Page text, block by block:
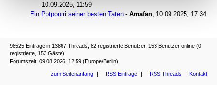
10.09.2025, 11:59
Ein Potpourri seiner besten Taten - Amafan, 10.09.2025, 17:34
98525 Einträge in 13867 Threads, 82 registrierte Benutzer, 153 Benutzer online (0
registrierte, 153 Gäste)
Forumszeit: 09.08.2026, 12:59 (Europe/Berlin)
zum Seitenanfang RSS Einträge RSS Threads Kontakt